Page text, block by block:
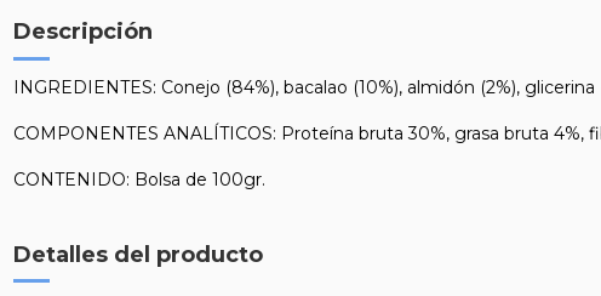
Descripción
INGREDIENTES: Conejo (84%), bacalao (10%), almidón (2%),
COMPONENTES ANALÍTICOS: Proteína bruta 30%, grasa bruta 4%,
CONTENIDO: Bolsa de 100gr.
Detalles del producto